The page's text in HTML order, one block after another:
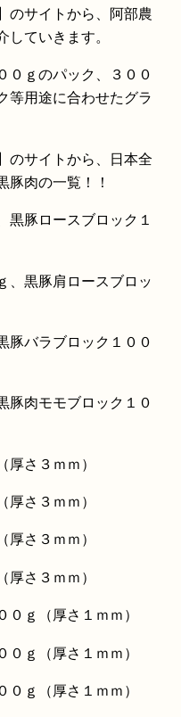
のサイトから、阿部農
ていきます。
０ｇのパック、３００
等用途に合わせたグラ
のサイトから、日本全
豚肉の一覧！！
黒豚ロースブロック１
、黒豚肩ロースブロッ
豚バラブロック１００
豚肉モモブロック１０
さ３ｍｍ）
さ３ｍｍ）
さ３ｍｍ）
さ３ｍｍ）
ｇ（厚さ１ｍｍ）
ｇ（厚さ１ｍｍ）
ｇ（厚さ１ｍｍ）